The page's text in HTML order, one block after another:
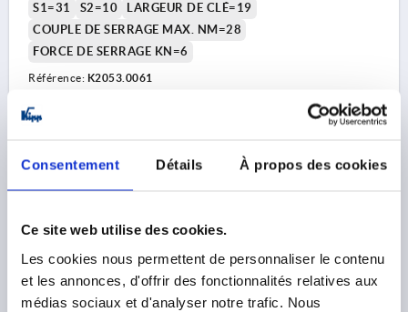
Consentement Détails À propos des cookies
Ce site web utilise des cookies.
Les cookies nous permettent de personnaliser le contenu
et les annonces, d'offrir des fonctionnalités relatives aux
médias sociaux et d'analyser notre trafic. Nous
S1=31
S2=10
LARGEUR DE CLÉ=19
COUPLE DE SERRAGE MAX. NM=28
FORCE DE SERRAGE KN=6
Référence: K2053.0061
639,60 €